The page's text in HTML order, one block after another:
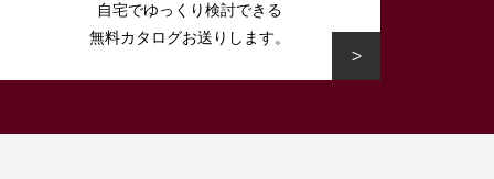
自宅でゆっくり検討できる
無料カタログお送りします。